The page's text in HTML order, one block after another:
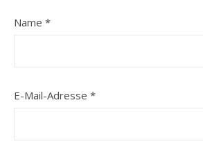
Name *
E-Mail-Adresse *